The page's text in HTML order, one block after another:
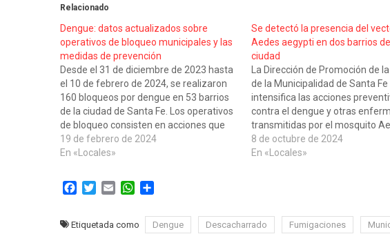
Relacionado
Dengue: datos actualizados sobre
operativos de bloqueo municipales y las
medidas de prevención
Desde el 31 de diciembre de 2023 hasta
el 10 de febrero de 2024, se realizaron
160 bloqueos por dengue en 53 barrios
de la ciudad de Santa Fe. Los operativos
de bloqueo consisten en acciones que
se realizan en la manzana donde se
detectaron los casos positivos y en…
19 de febrero de 2024
En «Locales»
Se detectó la presencia del
Aedes aegypti en dos barrios
ciudad
La Dirección de Promoción de
de la Municipalidad de Santa Fe
intensifica las acciones
contra el dengue y otras
transmitidas por el mosquito
aegypti. Desde 2017, la ciudad
con un sistema de monitoreo
8 de octubre de 2024
En «Locales»
Facebook
TwitterEmail WhatsApp
Etiquetada como Dengue Descacharrado Fumigaciones